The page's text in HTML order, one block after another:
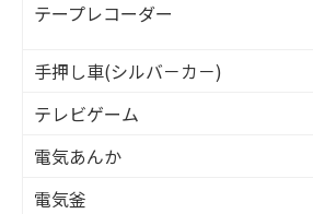
テープレコーダー
手押し車(シルバ－カ－)
テレビゲーム
電気あんか
電気釜